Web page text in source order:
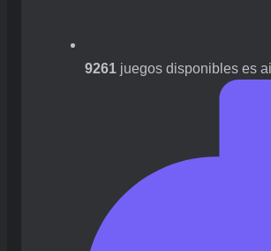
9261 juegos disponibles es